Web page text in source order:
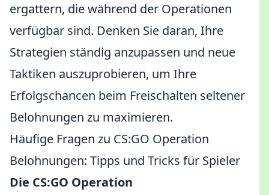
ergattern, die während der Operationen
verfügbar sind. Denken Sie daran, Ihre
Strategien ständig anzupassen und neue
Taktiken auszuprobieren, um Ihre
Erfolgschancen beim Freischalten seltener
Belohnungen zu maximieren.
Häufige Fragen zu CS:GO Operation
Belohnungen: Tipps und Tricks für Spieler
Die CS:GO Operation